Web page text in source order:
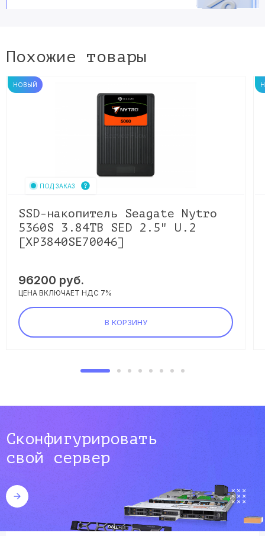
Похожие товары
НОВЫЙ
ПОД ЗАКАЗ
SSD-накопитель Seagate Nytro
5360S 3.84TB SED 2.5" U.2
[XP3840SE70046]
96200 руб.
ЦЕНА ВКЛЮЧАЕТ НДС 7%
В КОРЗИНУ
Сконфигурировать
свой сервер